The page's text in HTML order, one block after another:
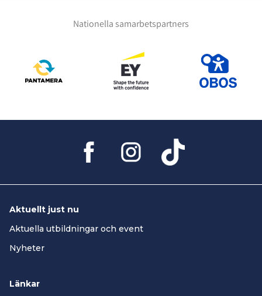
Nationella samarbetspartners
Aktuellt just nu
Aktuella utbildningar och event
Nyheter
Länkar